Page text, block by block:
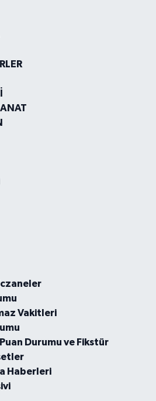
Vakitleri
Durumu ve Fikstür
Haberleri